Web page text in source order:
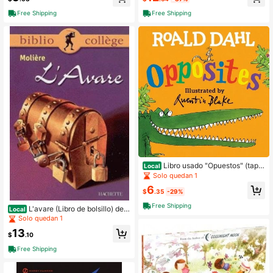
Free Shipping
Local L'avare (Libro de bolsillo) de
Molière, usado
Solo quedan 1
$13.10
Free Shipping
Free Shipping
Local Libro usado "Opuestos" (tapa
dura) de Roald Dahl
Solo quedan 1
$6.35 -29%
Free Shipping